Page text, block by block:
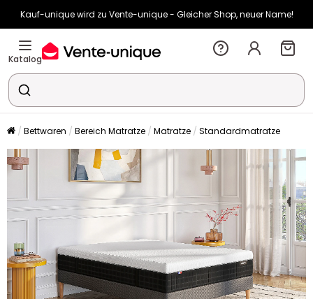
Kauf-unique wird zu Vente-unique - Gleicher Shop, neuer Name!
-10% ab €450 mitENJOY10auf Vente-unique-Produkte
Noch:
Katalog
Bettwaren Bereich Matratze Matratze Standardmatratze